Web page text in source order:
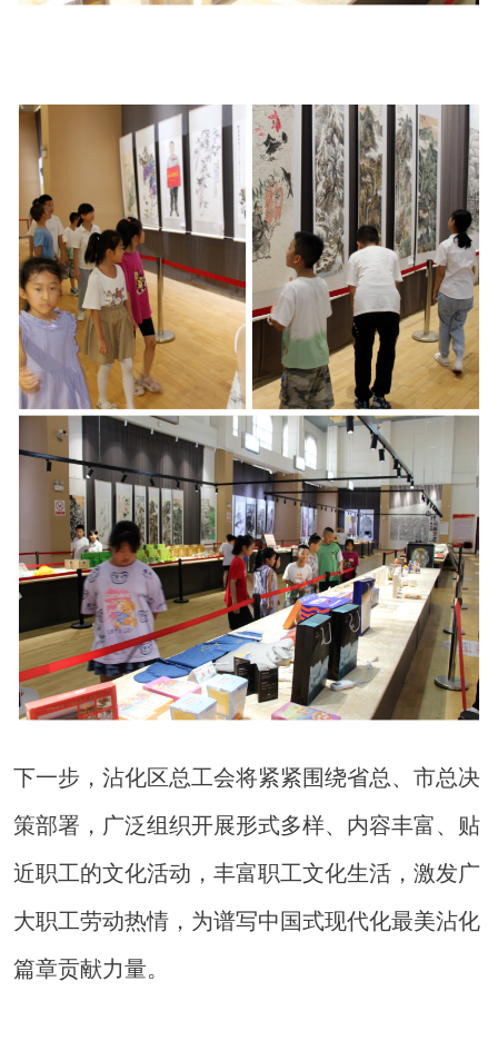
下一步，沾化区总工会将紧紧围绕省总、市总决
策部署，广泛组织开展形式多样、内容丰富、贴
近职工的文化活动，丰富职工文化生活，激发广
大职工劳动热情，为谱写中国式现代化最美沾化
篇章贡献力量。